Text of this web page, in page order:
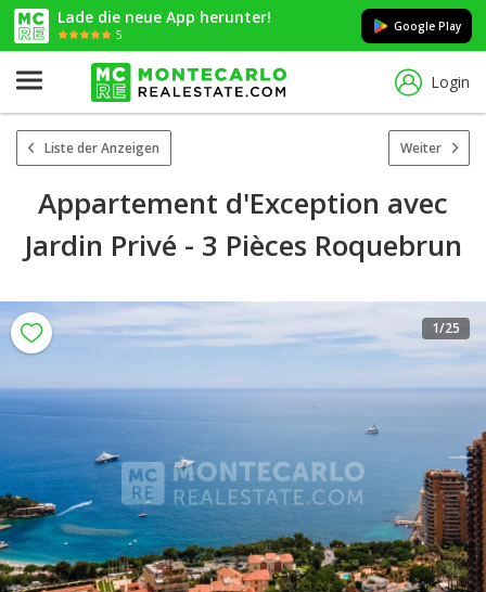
Lade die neue App herunter!
5
Google Play
Login
Liste der Anzeigen Weiter
Appartement d'Exception avec
Jardin Privé - 3 Pièces Roquebrun
1/25